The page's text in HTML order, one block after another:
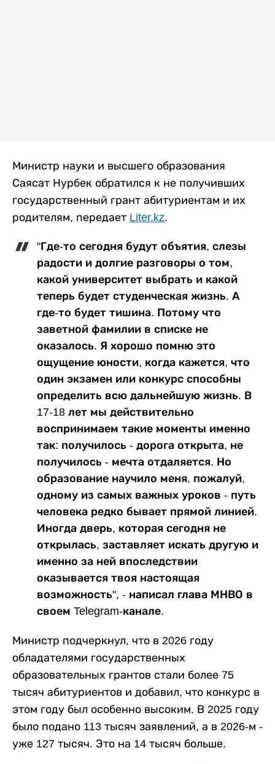
Министр науки и высшего образования
Саясат Нурбек обратился к не получивших
государственный грант абитуриентам и их
родителям, передает Liter.kz.
"Где-то сегодня будут объятия, слезы
радости и долгие разговоры о том,
какой университет выбрать и какой
теперь будет студенческая жизнь. А
где-то будет тишина. Потому что
заветной фамилии в списке не
оказалось. Я хорошо помню это
ощущение юности, когда кажется, что
один экзамен или конкурс способны
определить всю дальнейшую жизнь. В
17-18 лет мы действительно
воспринимаем такие моменты именно
так: получилось - дорога открыта, не
получилось - мечта отдаляется. Но
образование научило меня, пожалуй,
одному из самых важных уроков - путь
человека редко бывает прямой линией.
Иногда дверь, которая сегодня не
открылась, заставляет искать другую и
именно за ней впоследствии
оказывается твоя настоящая
возможность", - написал глава МНВО в
своем Telegram-канале.
Министр подчеркнул, что в 2026 году
обладателями государственных
образовательных грантов стали более 75
тысяч абитуриентов и добавил, что конкурс в
этом году был особенно высоким. В 2025 году
было подано 113 тысяч заявлений, а в 2026-м -
уже 127 тысяч. Это на 14 тысяч больше.